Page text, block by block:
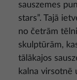
sauszemes
stars”. Tajā
no četrām
skulptūrām,
tālākajos
kalna virsotnē